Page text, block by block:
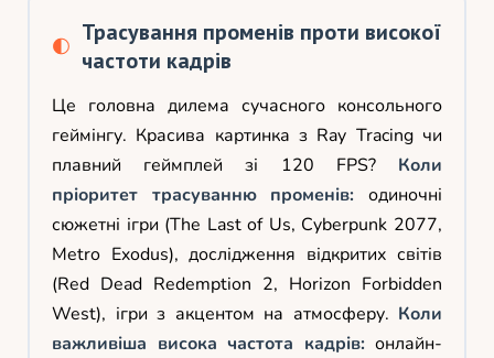
Трасування променів проти високої
частоти кадрів
Це головна дилема сучасного консольного
геймінгу. Красива картинка з Ray Tracing чи
плавний геймплей зі 120 FPS? Коли
пріоритет трасуванню променів: одиночні
сюжетні ігри (The Last of Us, Cyberpunk 2077,
Metro Exodus), дослідження відкритих світів
(Red Dead Redemption 2, Horizon Forbidden
West), ігри з акцентом на атмосферу. Коли
важливіша висока частота кадрів:онлайн-